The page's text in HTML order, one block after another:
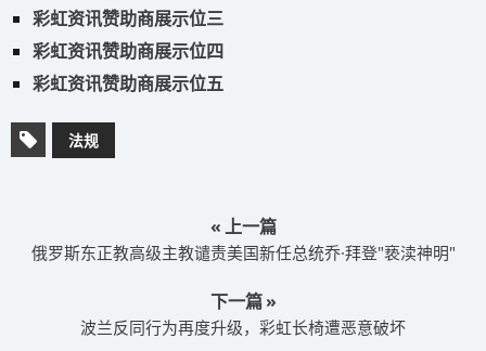
彩虹资讯赞助商展示位三
彩虹资讯赞助商展示位四
彩虹资讯赞助商展示位五
法规
« 上一篇
俄罗斯东正教高级主教谴责美国新任总统乔·拜登"亵渎神明"
下一篇 »
波兰反同行为再度升级，彩虹长椅遭恶意破坏